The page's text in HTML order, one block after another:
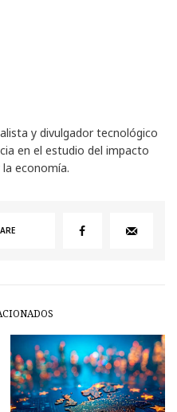
y divulgador tecnológico
en el estudio del impacto
economía.